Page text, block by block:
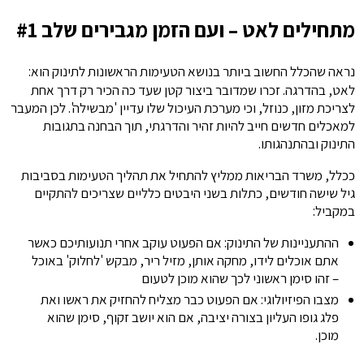
מתחילים לאט – ועם הזמן מגבירים שלב #1
נראה שהכלל החשוב ביותר בנושא הטעימות הראשונות לתינוק הוא:
לאט, בהדרגה. זכרו שמדובר ביצור קטן שעד כה הכיר רק דרך אחת
לצריכת מזון, כנוזל, וכי מערכת העיכול שלו עדיין 'מבשילה'. לכן המעבר
למאכלים חדשים חייב להיות זהיר והדרגתי, תוך הבחנה בתגובות
התינוק ובהתנהגותו.
ככלל, משרד הבריאות ממליץ להתחיל את תהליך הטעימות בסביבות
גיל שישה חודשים, כתלות בשני היבטים כלליים שצריכים להתקיים
במקביל:
ההתעניינות של התינוק: אם הפעוט עוקב אחרי תנועותיכם כאשר
אתם אוכלים לידו, מחקה אותן, מזיל ריר, מבקש 'לחלוק' באוכל
– זהו סימן ראשוני לכך שהוא מוכן לטעום
מצבו הפיזיולוגי: אם הפעוט כבר מצליח להחזיק את ראשו ואת
פלג גופו העליון בצורה יציבה, אם הוא יושב זקוף, סימן שהוא
מוכן.